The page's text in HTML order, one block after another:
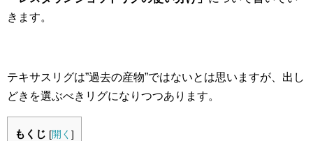
きます。
テキサスリグは”過去の産物”ではないとは思いますが、出し
どきを選ぶべきリグになりつつあります。
もくじ [開く ]